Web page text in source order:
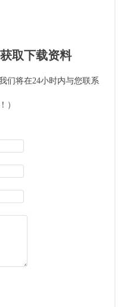
取下载资料
们将在24小时内与您联系
）